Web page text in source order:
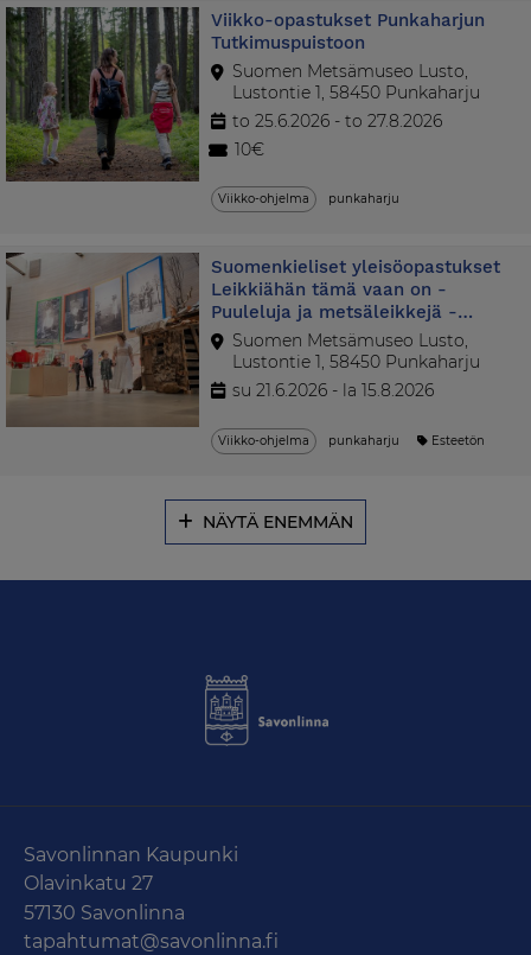
Viikko-opastukset Punkaharjun
Tutkimuspuistoon
Suomen Metsämuseo Lusto,
Lustontie 1, 58450 Punkaharju
to 25.6.2026 - to 27.8.2026
10€
Viikko-ohjelma punkaharju
Suomenkieliset yleisöopastukset
Leikkiähän tämä vaan on -
Puuleluja ja metsäleikkejä -
näyttelyyn
Suomen Metsämuseo Lusto,
Lustontie 1, 58450 Punkaharju
su 21.6.2026 - la 15.8.2026
Viikko-ohjelma punkaharju Esteetön
NÄYTÄ ENEMMÄN
Savonlinnan Kaupunki
Olavinkatu 27
57130 Savonlinna
tapahtumat@savonlinna.fi